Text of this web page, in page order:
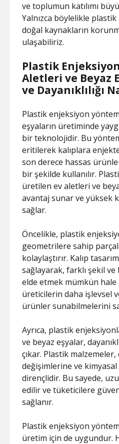
ve toplumun katılımı
Yalnızca böylelikle plastik
doğal kaynakların
ulaşabiliriz.
Plastik
Aletleri ve Beyaz
ve Dayanıklılığı
Plastik enjeksiyon
eşyaların üretiminde
bir teknolojidir. Bu
eritilerek kalıplara
son derece hassas
bir şekilde kullanılır.
üretilen ev aletleri ve
avantaj sunar ve yüksek
sağlar.
Öncelikle, plastik
geometrilere sahip
kolaylaştırır. Kalıp
sağlayarak, farklı şekil
elde etmek mümkün hale
üreticilerin daha işlevsel
ürünler sunabilmelerini
Ayrıca, plastik
ve beyaz eşyalar,
çıkar. Plastik malzemeler,
değişimlerine ve kimyasal
dirençlidir. Bu sayede,
edilir ve tüketicilere
sağlanır.
Plastik enjeksiyon
üretim için de uygundur.